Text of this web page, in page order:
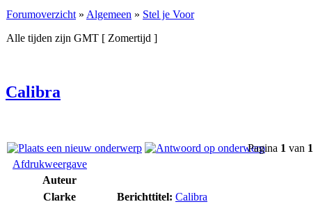
Forumoverzicht » Algemeen » Stel je Voor
Alle tijden zijn GMT [ Zomertijd ]
Calibra
Pagina 1 van 1
Afdrukweergave
Auteur
Clarke
Berichttitel: Calibra